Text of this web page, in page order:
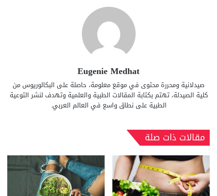
Eugenie Medhat
صيدلانية ومحررة محتوى في موقع معلومة، حاصلة على البكالوريوس من
كلية الصيدلة، تهتم بكتابة المقالات الطبية والعلمية وتهدف لنشر التوعية
الطبية على نطاق واسع في العالم العربي.
مقالات ذات صلة